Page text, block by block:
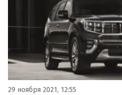
29 ноября 2021, 12:55